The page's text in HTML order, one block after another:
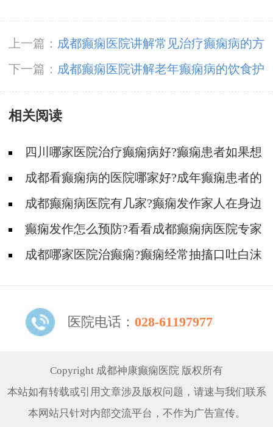
上一篇： 成都癫痫医院讲解常见治疗癫痫病的方
法有哪些?
下一篇： 成都癫痫医院讲解老年癫痫病的饮食护
理该注意哪些呢?
相关阅读
四川哪家医院治疗癫痫病好?癫痫患者如果想
要宝宝需要准备什么?
成都看癫痫病的医院哪家好?成年癫痫患者的
病因有哪些?
成都癫痫病医院有几家?癫痫发作家人在身边
应该怎么做?
癫痫发作怎么预防?看看成都癫痫病医院专家
的介绍成都哪家医院治癫痫?癫痫经常抽搐口吐白沫
医院电话： 028-61197977
Copyright 成都神康癫痫医院 版权所有
本站如有转载或引用文章涉及版权问题，请速与我们联系
本网站只针对内部交流平台，不作为广告宣传。